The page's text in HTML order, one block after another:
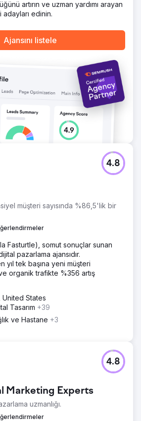
kullanıyor.
sayfasına git
artırın ve uzman yardımı arayan
edinin.
Ajansını listele
müşteri sayısında %86,5'lik bir
4.8
Fasturtle), somut sonuçlar sunan
pazarlama ajansıdır.
yıl tek başına yeni müşteri
organik trafikte %356 artış
States
Tasarım +39
ve Hastane +3
Marketing Experts
uzmanlığı.
4.8